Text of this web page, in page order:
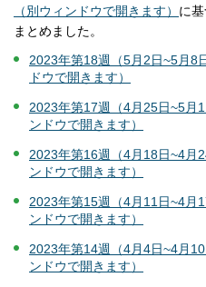
（別ウィンドウで開きます） に
まとめました。
2023年第18週（5月2日~5月8
ドウで開きます）
2023年第17週（4月25日~5月
ンドウで開きます）
2023年第16週（4月18日~4月
ンドウで開きます）
2023年第15週（4月11日~4月
ンドウで開きます）
2023年第14週（4月4日~4月
ンドウで開きます）